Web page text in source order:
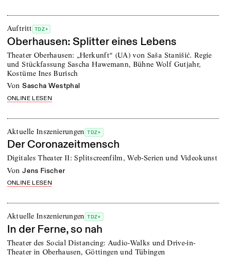
Auftritt TDZ+
Oberhausen: Splitter eines Lebens
Theater Oberhausen: „Herkunft“ (UA) von Saša Stanišić. Regie
und Stückfassung Sascha Hawemann, Bühne Wolf Gutjahr,
Kostüme Ines Burisch
von Sascha Westphal
ONLINE LESEN
Aktuelle Inszenierungen TDZ+
Der Coronazeitmensch
Digitales Theater II: Splitscreenfilm, Web-Serien und Videokunst
von Jens Fischer
ONLINE LESEN
Aktuelle Inszenierungen TDZ+
In der Ferne, so nah
Theater des Social Distancing: Audio-Walks und Drive-in-
Theater in Oberhausen, Göttingen und Tübingen